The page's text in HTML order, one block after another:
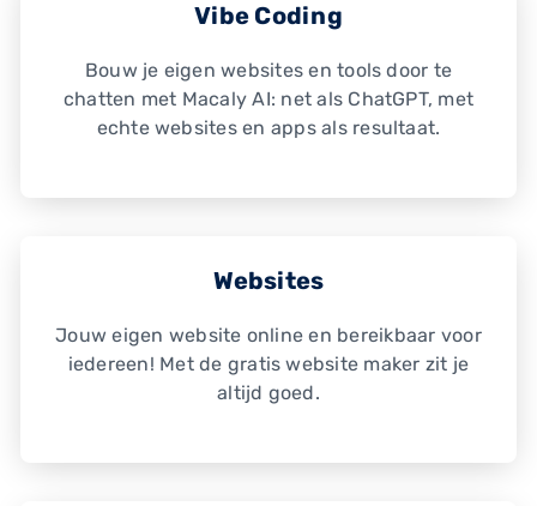
Vibe Coding
Bouw je eigen websites en tools door te
chatten met Macaly AI: net als ChatGPT, met
echte websites en apps als resultaat.
Websites
Jouw eigen website online en bereikbaar voor
iedereen! Met de gratis website maker zit je
altijd goed.